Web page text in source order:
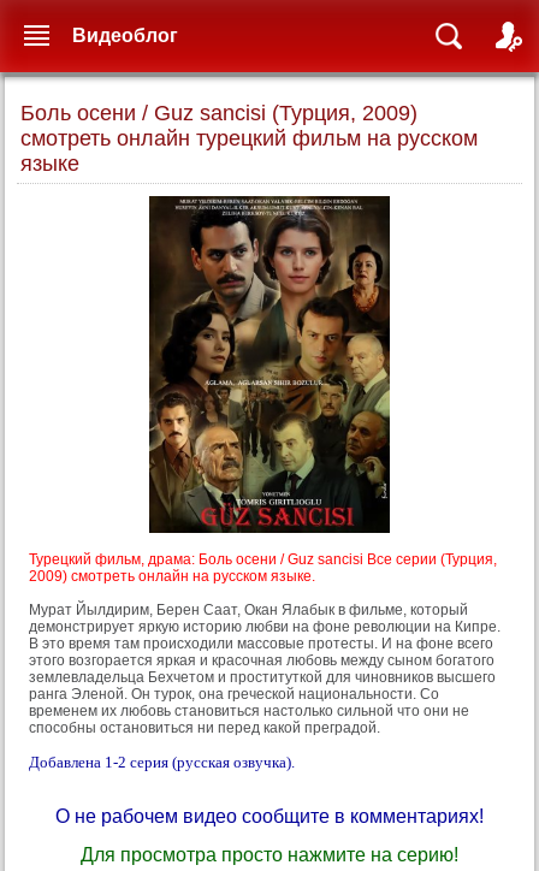
Боль осени / Guz sancisi (Турция, 2009)
смотреть онлайн турецкий фильм на русском
языке
Турецкий фильм, драма: Боль осени / Guz sancisi Все серии (Турция,
2009) смотреть онлайн на русском языке.
Мурат Йылдирим, Берен Саат, Окан Ялабык в фильме, который
демонстрирует яркую историю любви на фоне революции на Кипре.
В это время там происходили массовые протесты. И на фоне всего
этого возгорается яркая и красочная любовь между сыном богатого
землевладельца Бехчетом и проституткой для чиновников высшего
ранга Эленой. Он турок, она греческой национальности. Со
временем их любовь становиться настолько сильной что они не
способны остановиться ни перед какой преградой.
Добавлена 1-2 серия (русская озвучка).
О не рабочем видео сообщите в комментариях!
Для просмотра просто нажмите на серию!
Видеоблог